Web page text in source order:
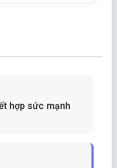
hợp sức mạnh